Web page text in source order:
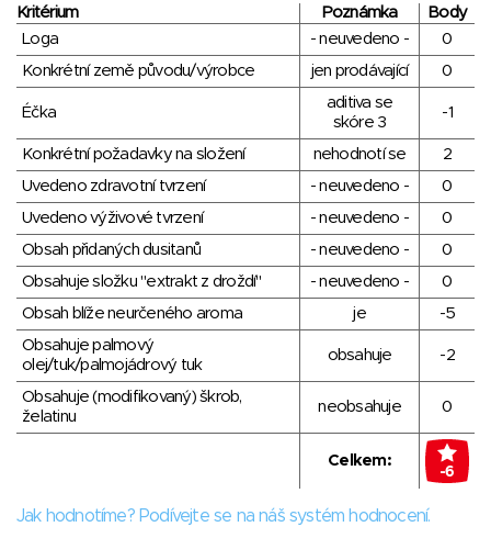
Kritérium Poznámka
Body
Loga
- neuvedeno -
0
Konkrétní země původu/výrobce
jen prodávající 0
Éčka
aditiva se
skóre 3
-1
Konkrétní požadavky na složení nehodnotí se
2
Uvedeno zdravotní tvrzení
- neuvedeno -
0
Uvedeno výživové tvrzení
- neuvedeno -
0
Obsah přidaných dusitanů
- neuvedeno -
0
Obsahuje složku "extrakt z droždí"
- neuvedeno -
0
Obsah blíže neurčeného aroma
je
-5
Obsahuje palmový
olej/tuk/palmojádrový tuk
obsahuje -2
Obsahuje (modifikovaný) škrob,
želatinu
neobsahuje 0
Celkem:
-6
Jak hodnotíme? Podívejte se na náš systém hodnocení.